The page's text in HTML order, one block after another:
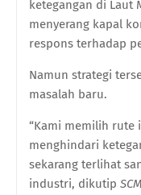
ketegangan di Laut
menyerang kapal
respons terhadap
Namun strategi
masalah baru.
“Kami memilih rute
menghindari
sekarang terlihat
industri, dikutip